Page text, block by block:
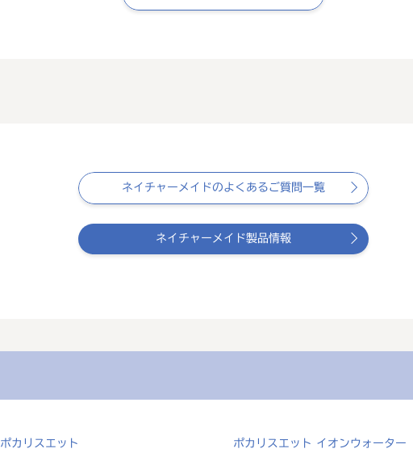
ネイチャーメイドのよくあるご質問一覧
ネイチャーメイド製品情報
ポカリスエット ポカリスエット イオンウォーター